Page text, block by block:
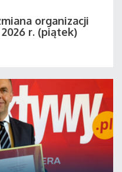
organizacji
r. (piątek)